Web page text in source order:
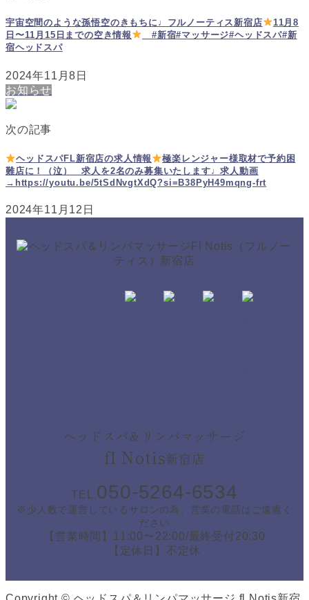
宇宙空間のような孫悟空のきもちに♩フルノーティス新宿店
11月8
日〜11月15日までの空き情報
#新宿#マッサージ#ヘッドスパ#新
宿ヘッドスパ
2024年11月8日
お知らせ
次の記事
ヘッドスパFL新宿店の求人情報
極楽レンジャー様取材で予約困
難店に！（泣） 求人を2名のみ募集いたします♩求人動画
→https://youtu.be/5tSdNvgtXdQ?si=B38PyH49mqng-frt
2024年11月12日
ヘッドスパ＆リンパマッサージ
fl Notis新宿店
TEL.050-5264-6534
※少人数で運営しているサロンの為、営業の電話はご遠慮く
ださい
【営業時間】11:00〜22:00/最終受付20:30
【定休日】不定休